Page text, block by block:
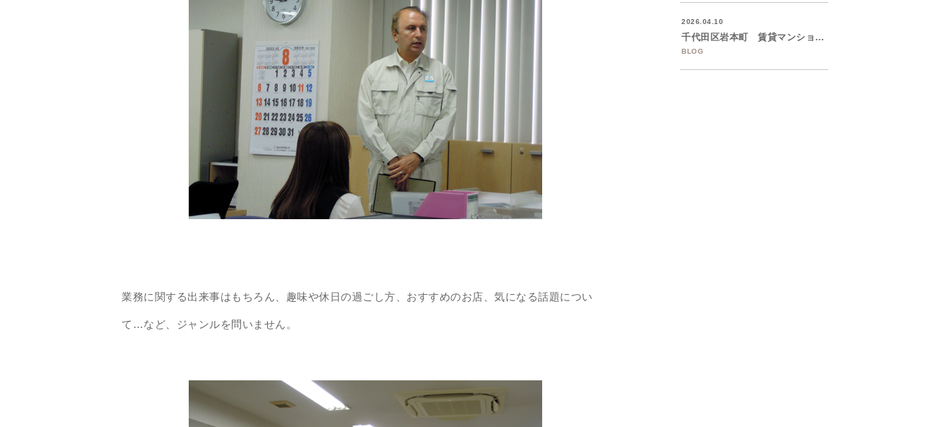
業務に関する出来事はもちろん、趣味や休日の過ごし方、おすすめのお店、気になる話題につい
て…など、ジャンルを問いません。
2026.04.10
千代田区岩本町 賃貸マンションの大規模修...
BLOG